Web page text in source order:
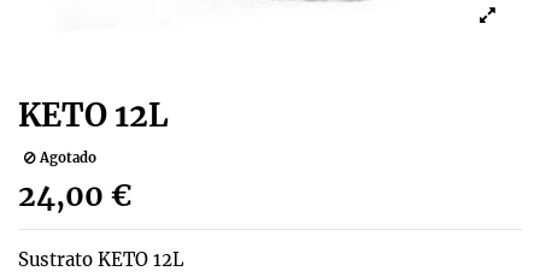
KETO 12L
Agotado
24,00 €
Sustrato KETO 12L